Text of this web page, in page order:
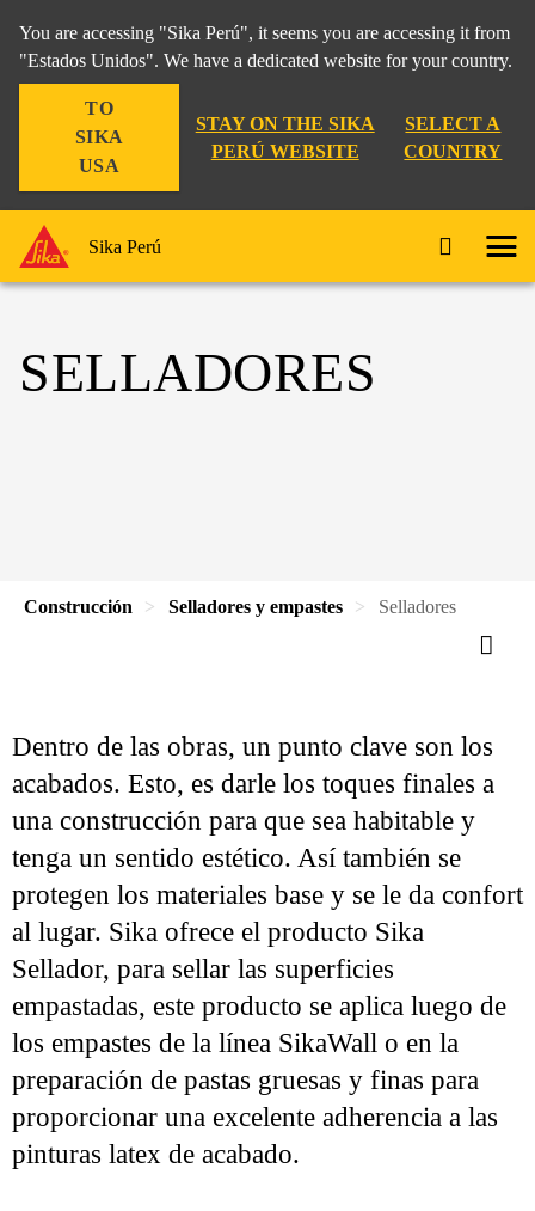
You are accessing "Sika Perú", it seems you are accessing it from
"Estados Unidos". We have a dedicated website for your country.
TO
SIKA
USA
STAY ON THE SIKA
PERÚ WEBSITE
SELECT A
COUNTRY
Sika Perú
SELLADORES
Construcción Selladores y empastes Selladores
Dentro de las obras, un punto clave son los
acabados. Esto, es darle los toques finales a
una construcción para que sea habitable y
tenga un sentido estético. Así también se
protegen los materiales base y se le da confort
al lugar. Sika ofrece el producto Sika
Sellador, para sellar las superficies
empastadas, este producto se aplica luego de
los empastes de la línea SikaWall o en la
preparación de pastas gruesas y finas para
proporcionar una excelente adherencia a las
pinturas latex de acabado.